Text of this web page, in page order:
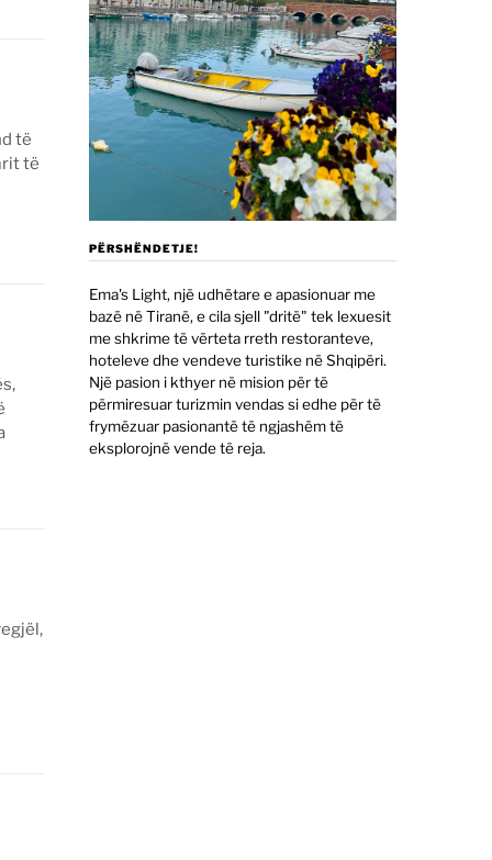
të
të
PËRSHËNDETJE!
Ema's Light, një udhëtare e apasionuar me
bazë në Tiranë, e cila sjell "dritë" tek lexuesit
me shkrime të vërteta rreth restoranteve,
hoteleve dhe vendeve turistike në Shqipëri.
Një pasion i kthyer në mision për të
përmiresuar turizmin vendas si edhe për të
frymëzuar pasionantë të ngjashëm të
eksplorojnë vende të reja.